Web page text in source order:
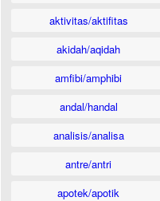
aktivitas/aktifitas
akidah/aqidah
amfibi/amphibi
andal/handal
analisis/analisa
antre/antri
apotek/apotik